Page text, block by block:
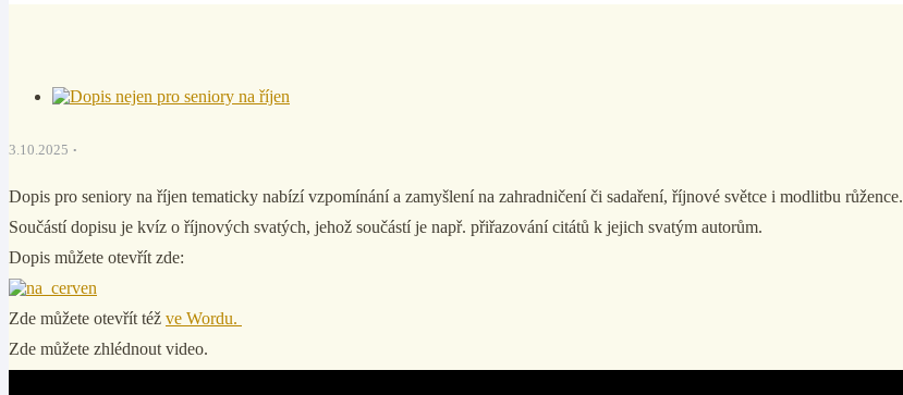
3.10.2025
Dopis pro seniory na říjen tematicky nabízí vzpomínání a zamyšlení na zahradničení či sadaření, říjnové světce i modlitbu růžence.
Součástí dopisu je kvíz o říjnových svatých, jehož součástí je např. přiřazování citátů k jejich svatým autorům.
Dopis můžete otevřít zde:
Zde můžete otevřít též ve Wordu.
Zde můžete zhlédnout video.